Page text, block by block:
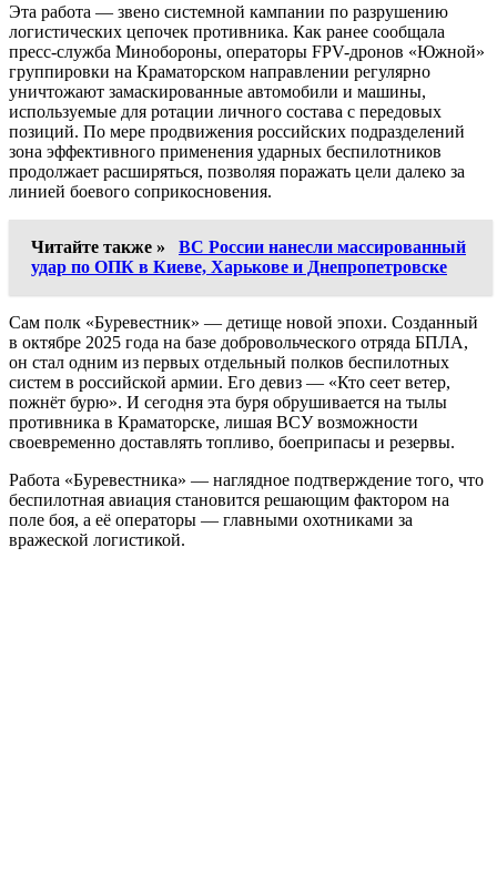
Эта работа — звено системной кампании по разрушению
логистических цепочек противника. Как ранее сообщала
пресс-служба Минобороны, операторы FPV-дронов «Южной»
группировки на Краматорском направлении регулярно
уничтожают замаскированные автомобили и машины,
используемые для ротации личного состава с передовых
позиций. По мере продвижения российских подразделений
зона эффективного применения ударных беспилотников
продолжает расширяться, позволяя поражать цели далеко за
линией боевого соприкосновения.
Читайте также »
ВС России нанесли массированный
удар по ОПК в Киеве, Харькове и Днепропетровске
Сам полк «Буревестник» — детище новой эпохи. Созданный
в октябре 2025 года на базе добровольческого отряда БПЛА,
он стал одним из первых отдельный полков беспилотных
систем в российской армии. Его девиз — «Кто сеет ветер,
пожнёт бурю». И сегодня эта буря обрушивается на тылы
противника в Краматорске, лишая ВСУ возможности
своевременно доставлять топливо, боеприпасы и резервы.
Работа «Буревестника» — наглядное подтверждение того, что
беспилотная авиация становится решающим фактором на
поле боя, а её операторы — главными охотниками за
вражеской логистикой.